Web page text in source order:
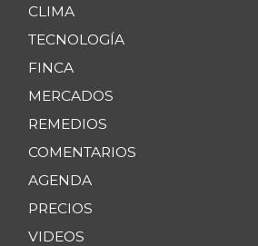
CLIMA
TECNOLOGÍA
FINCA
MERCADOS
REMEDIOS
COMENTARIOS
AGENDA
PRECIOS
VIDEOS